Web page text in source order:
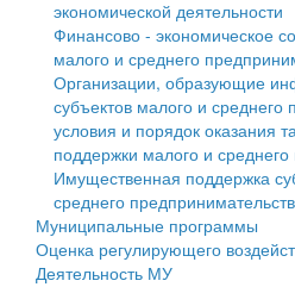
Противодействие коррупции
Контрольно-счетная палата
Персональные данные
Оценка регулирующего
Деятельность МУ
Нормативы
Правила землепользования и
экономической деятельности
Финансово - экономическое
малого и среднего
Организации, образующие
субъектов малого и среднего
условия и порядок оказания
поддержки малого и
Имущественная поддержка
среднего
Муниципальные программы
Оценка регулирующего
Деятельность МУ